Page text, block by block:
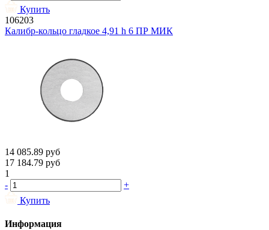
Купить
106203
Калибр-кольцо гладкое 4,91 h 6 ПР МИК
14 085.89 руб
17 184.79 руб
1
-
+
Купить
Информация